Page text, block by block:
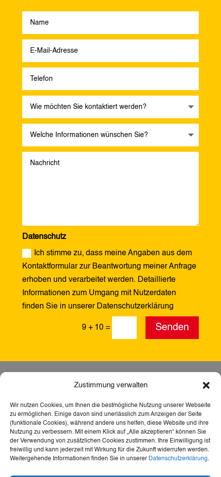
Zustimmung verwalten
Wir nutzen Cookies, um Ihnen die bestmögliche Nutzung unserer Webseite
zu ermöglichen. Einige davon sind unerlässlich zum Anzeigen der Seite
(funktionale Cookies), während andere uns helfen, diese Website und ihre
Nutzung zu verbessern. Mit einem Klick auf „Alle akzeptieren“ können Sie
der Verwendung von zusätzlichen Cookies zustimmen. Ihre Einwilligung ist
freiwillig und kann jederzeit mit Wirkung für die Zukunft widerrufen werden.
Weitergehende Informationen finden Sie in unserer Datenschutzerklärung.
Datenschutz
Ich stimme zu, dass meine Angaben aus dem
Kontaktformular zur Beantwortung meiner Anfrage
erhoben und verarbeitet werden. Detaillierte
Informationen zum Umgang mit Nutzerdaten
finden Sie in unserer Datenschutzerklärung
9 + 10 = Senden